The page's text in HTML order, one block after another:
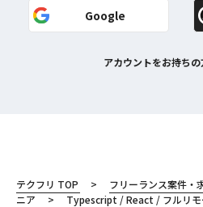
Google
アカウントをお持ちの
テクフリ TOP フリーランス案件・
ニア
Typescript / React / フルリモ